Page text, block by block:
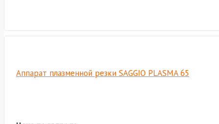
Аппарат плазменной резки SAGGIO PLASMA 65